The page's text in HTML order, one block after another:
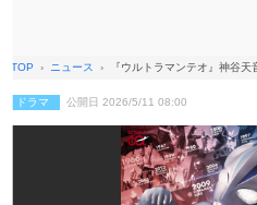
TOP ニュース 『ウルトラマンテオ』神谷
ドラマ 公開日 2026/5/11 08:00